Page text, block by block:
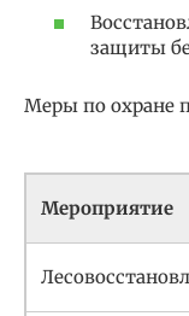
защиты
Меры по охране
Мероприятие